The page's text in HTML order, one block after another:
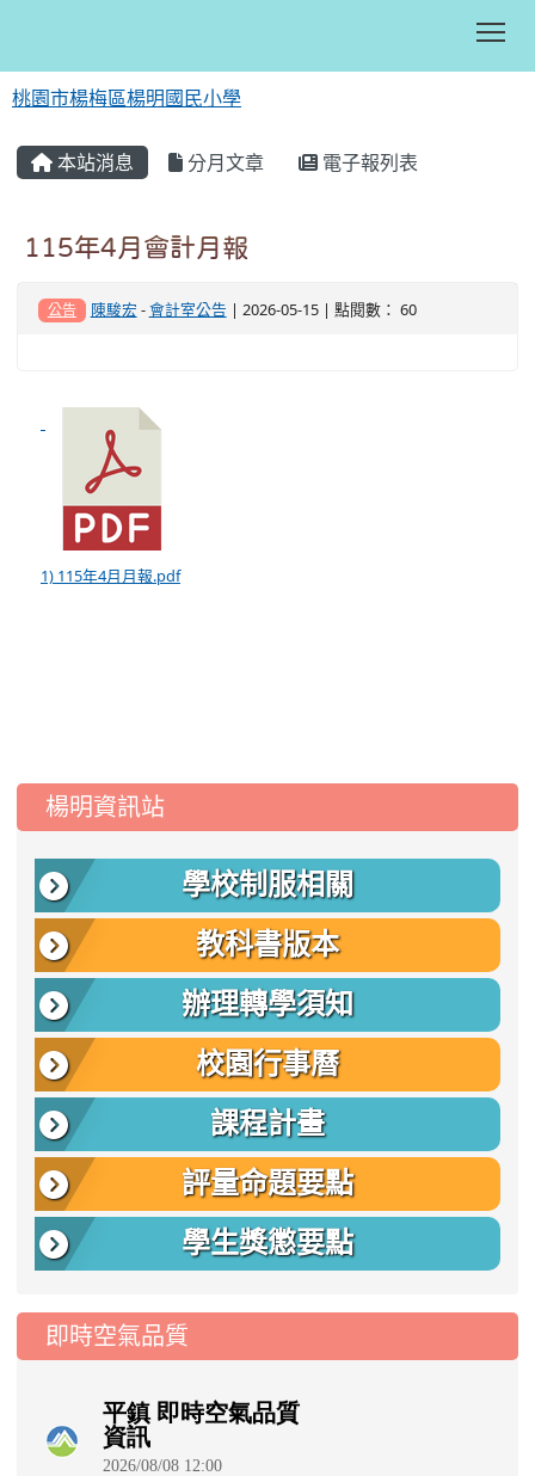
桃園市楊梅區楊明國民小學
本站消息 分月文章 電子報列表
115年4月會計月報
公告 陳駿宏 -會計室公告 | 2026-05-15 | 點閱數： 60
1) 115年4月月報.pdf
::: 楊明資訊站
學校制服相關
教科書版本
辦理轉學須知
校園行事曆
課程計畫
評量命題要點
學生獎懲要點
即時空氣品質